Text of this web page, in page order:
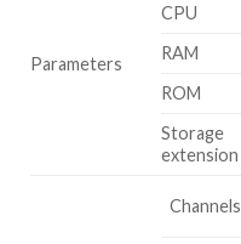
Parameters
CPU
RAM
ROM
Storage
extension
Channels